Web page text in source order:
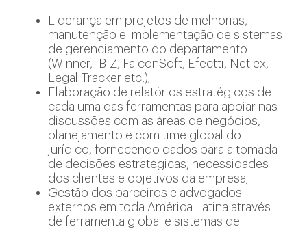
Liderança em projetos de melhorias,
manutenção e implementação de sistemas
de gerenciamento do departamento
(Winner, IBIZ, FalconSoft, Efectti, Netlex,
Legal Tracker etc,);
Elaboração de relatórios estratégicos de
cada uma das ferramentas para apoiar nas
discussões com as áreas de negócios,
planejamento e com time global do
jurídico, fornecendo dados para a tomada
de decisões estratégicas, necessidades
dos clientes e objetivos da empresa;
Gestão dos parceiros e advogados
externos em toda América Latina através
de ferramenta global e sistemas de